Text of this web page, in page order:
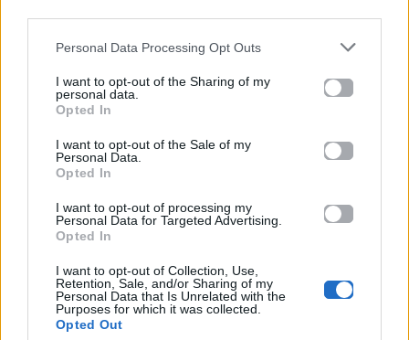
Personal Data Processing Opt Outs
I want to opt-out of the Sharing of my
personal data.
Opted In
I want to opt-out of the Sale of my
Personal Data.
Opted In
I want to opt-out of processing my
Personal Data for Targeted Advertising.
Opted In
I want to opt-out of Collection, Use,
Retention, Sale, and/or Sharing of my
Personal Data that Is Unrelated with the
Purposes for which it was collected.
Opted Out
Πόσες φορές θα ‘μαι κρυψώνα να φυλάς το μυστικό
Μία σταγόνα μέσα στον ωκεανό σου;
Πόσες φορές θα περπατάω εκεί στην άκρη του
γκρεμού σου
Πόσες φορές;
Όσες κι αν θες!
Θα ‘μαι κρυψώνα να φυλάς το μυστικό σου,
Μία σταγόνα μέσα στον ωκεανό σου,
Θα ‘μαι
σιωπή